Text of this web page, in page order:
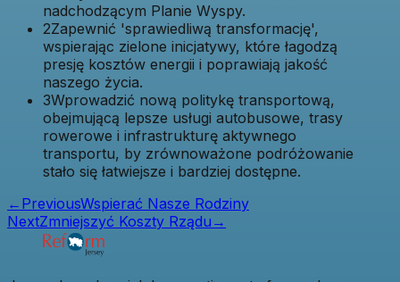
nadchodzącym Planie Wyspy.
2Zapewnić 'sprawiedliwą transformację',
wspierając zielone inicjatywy, które łagodzą
presję kosztów energii i poprawiają jakość
naszego życia.
3Wprowadzić nową politykę transportową,
obejmującą lepsze usługi autobusowe, trasy
rowerowe i infrastrukturę aktywnego
transportu, by zrównoważone podróżowanie
stało się łatwiejsze i bardziej dostępne.
← PreviousWspierać Nasze Rodziny
NextZmniejszyć Koszty Rządu →